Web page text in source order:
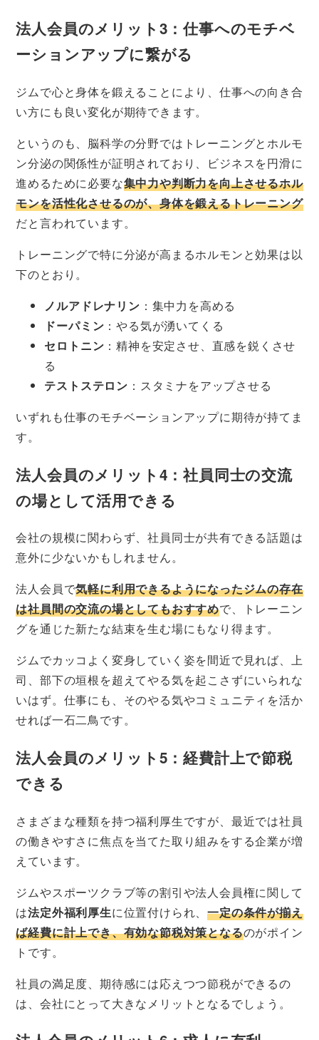
法人会員のメリット3：仕事へのモチベ
ーションアップに繋がる
ジムで心と身体を鍛えることにより、仕事への向き合
い方にも良い変化が期待できます。
というのも、脳科学の分野ではトレーニングとホルモ
ン分泌の関係性が証明されており、ビジネスを円滑に
進めるために必要な集中力や判断力を向上させるホル
モンを活性化させるのが、身体を鍛えるトレーニング
だと言われています。
トレーニングで特に分泌が高まるホルモンと効果は以
下のとおり。
ノルアドレナリン ：集中力を高める
ドーパミン ：やる気が湧いてくる
セロトニン ：精神を安定させ、直感を鋭くさせ
る
テストステロン ：スタミナをアップさせる
いずれも仕事のモチベーションアップに期待が持てま
す。
法人会員のメリット4：社員同士の交流
の場として活用できる
会社の規模に関わらず、社員同士が共有できる話題は
意外に少ないかもしれません。
法人会員で気軽に利用できるようになったジムの存在
は社員間の交流の場としてもおすすめで、トレーニン
グを通じた新たな結束を生む場にもなり得ます。
ジムでカッコよく変身していく姿を間近で見れば、上
司、部下の垣根を超えてやる気を起こさずにいられな
いはず。仕事にも、そのやる気やコミュニティを活か
せれば一石二鳥です。
法人会員のメリット5：経費計上で節税
できる
さまざまな種類を持つ福利厚生ですが、最近では社員
の働きやすさに焦点を当てた取り組みをする企業が増
えています。
ジムやスポーツクラブ等の割引や法人会員権に関して
は法定外福利厚生に位置付けられ、一定の条件が揃え
ば経費に計上でき、有効な節税対策となるのがポイン
トです。
社員の満足度、期待感には応えつつ節税ができるの
は、会社にとって大きなメリットとなるでしょう。